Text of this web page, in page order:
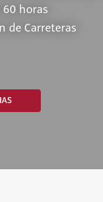
60 horas
de Carreteras